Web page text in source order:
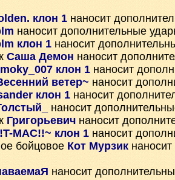
клон 1 наносит
наносит дополнительные
клон 1 наносит
Саша Демон наносит
клон 1 наносит
ветер~ наносит
клон 1 наносит
наносит
Григорьевич наносит
MAC!!~ клон 1 наносит
бойцовое Кот Мурзик
наносит